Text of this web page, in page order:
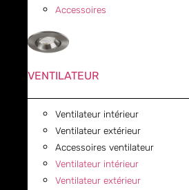
Accessoires
VENTILATEUR
Ventilateur intérieur
Ventilateur extérieur
Accessoires ventilateur
Ventilateur intérieur
Ventilateur extérieur